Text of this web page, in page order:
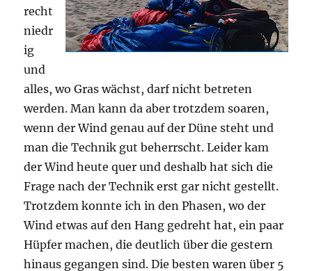
recht
niedr
ig
und
alles, wo Gras wächst, darf nicht betreten
werden. Man kann da aber trotzdem soaren,
wenn der Wind genau auf der Düne steht und
man die Technik gut beherrscht. Leider kam
der Wind heute quer und deshalb hat sich die
Frage nach der Technik erst gar nicht gestellt.
Trotzdem konnte ich in den Phasen, wo der
Wind etwas auf den Hang gedreht hat, ein paar
Hüpfer machen, die deutlich über die gestern
hinaus gegangen sind. Die besten waren über 5